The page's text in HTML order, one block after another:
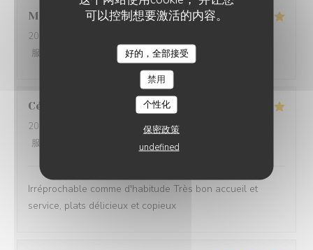
可以控制想要激活的内容。
好的，全部接受
禁用
个性化
保密政策
undefined
Mathéo
2026-07-31
服务
菜单:5 /5 质价比:
Céline
2026-08-02
- 12:30 - 来宾 6
服务
5/5 质价比
Irréprochable comme d'habitude Très bon accueil et
service, plats délicieux et copieux
L'AILE ET LA CUISSE